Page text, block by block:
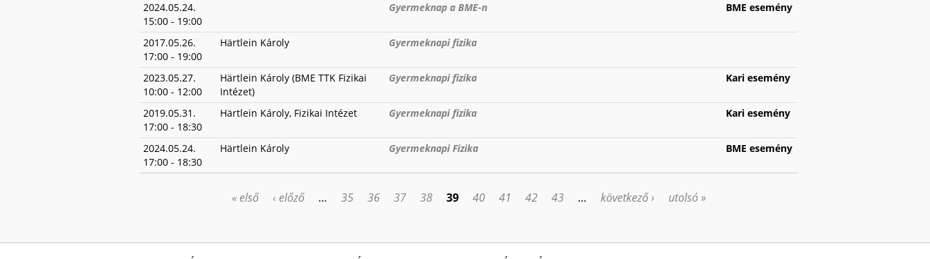
2024.05.24.
15:00 - 19:00
Gyermeknap a BME-n BME esemény
2017.05.26.
17:00 - 19:00
Härtlein Károly Gyermeknapi fizika
2023.05.27.
10:00 - 12:00
Härtlein Károly (BME TTK Fizikai
Intézet)
Gyermeknapi fizika Kari esemény
2019.05.31.
17:00 - 18:30
Härtlein Károly, Fizikai Intézet Gyermeknapi fizika Kari esemény
2024.05.24.
17:00 - 18:30
Härtlein Károly Gyermeknapi Fizika BME esemény
« első ‹ előző … 35 36 37 38 39 40 41 42 43 … következő › utolsó »